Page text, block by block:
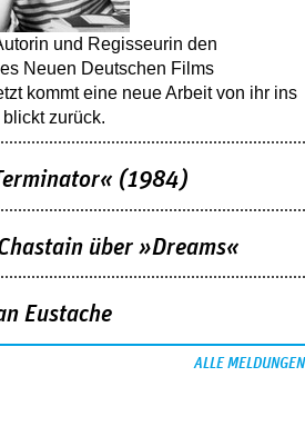
und Regisseurin den
Neuen Deutschen Films
kommt eine neue Arbeit von ihr ins
zurück.
(1984)
über »Dreams«
Eustache
ALLE MELDUNGEN